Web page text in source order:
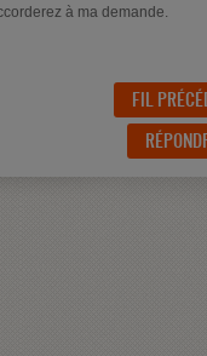
à ma demande.
FIL